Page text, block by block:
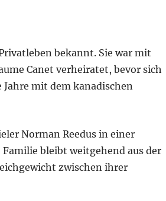
bekannt. Sie war mit
Canet verheiratet, bevor sich
mit dem kanadischen
Norman Reedus in einer
bleibt weitgehend aus der
zwischen ihrer